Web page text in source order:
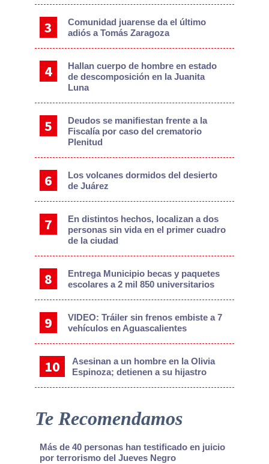
Comunidad juarense da el último
adiós a Tomás Zaragoza
Hallan cuerpo de hombre en estado
de descomposición en la Juanita
Luna
Deudos se manifiestan frente a la
Fiscalía por caso del crematorio
Plenitud
Los volcanes dormidos del desierto
de Juárez
En distintos hechos, localizan a dos
personas sin vida en el primer cuadro
de la ciudad
Entrega Municipio becas y paquetes
escolares a 2 mil 850 universitarios
VIDEO: Tráiler sin frenos embiste a 7
vehículos en Aguascalientes
Asesinan a un hombre en la Olivia
Espinoza; detienen a su hijastro
Te Recomendamos
Más de 40 personas han testificado en juicio
por terrorismo del Jueves Negro